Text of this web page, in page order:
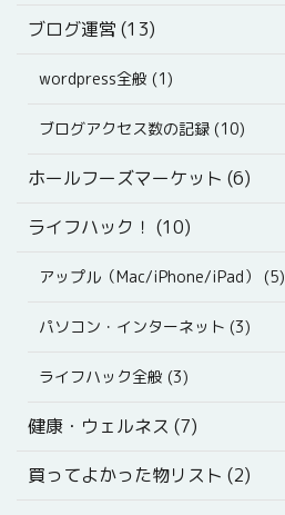
ブログ運営 (13)
wordpress全般 (1)
ブログアクセス数の記録 (10)
ホールフーズマーケット (6)
ライフハック！ (10)
アップル（Mac/iPhone/iPad） (5)
パソコン・インターネット (3)
ライフハック全般 (3)
健康・ウェルネス (7)
買ってよかった物リスト (2)